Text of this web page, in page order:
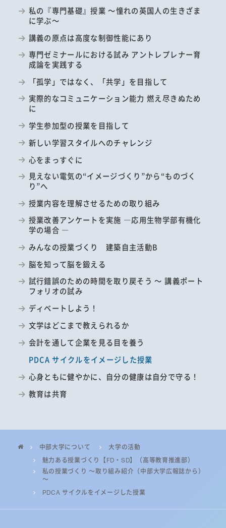
私の『専門基礎』授業 ～憧れの英国人の生きざま
に学ぶ～
講義の原点は高度な制御性能にあり
専門ゼミナールにおける試み アントレプレナー育
成論を実践する
「孤学」ではなく、「共学」を目指して
実際的なコミュニケーション能力 燃え尽きぬため
に
学生参加型の授業を目指して
新しい学習スタイルへのチャレンジ
心をまっすぐに
見えない電気の“イメージづくり”から“ものづく
り”へ
授業内容を理解させるための取り組み
授業改善アンケートを実施 ―応用生物学部有機化
学の場合 ―
みんなの授業づくり 建築自主活動B
脳を知って脳を鍛える
試行錯誤のための時間を取り戻そう ～ 講義ポート
フォリオの試み
ディベートしよう！
文学はどこまで教えられるか
会計を通して企業を見る目を養う
PDCA サイクルをイメージした授業
心身ともに健やかに、自分の健康は自分で守る！
教育は共育
中部大学について
大学の活動
魅力ある授業づくり【FD・SD】（高等教育推進部）
私の授業づくり ～取り組み紹介（中部大学広報誌から）
～
PDCA サイクルをイメージした授業